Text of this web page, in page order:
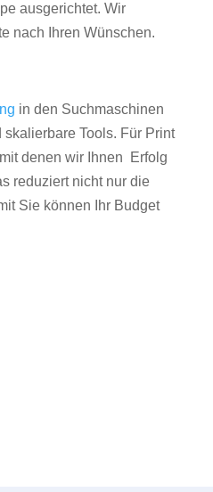
ausgerichtet. Wir
nach Ihren Wünschen.
in den Suchmaschinen
Tools. Für Print
denen wir Ihnen Erfolg
reduziert nicht nur die
Sie können Ihr Budget